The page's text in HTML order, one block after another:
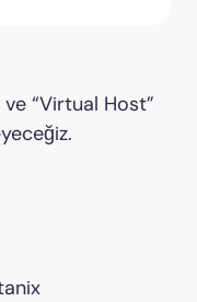
“Virtual Host”